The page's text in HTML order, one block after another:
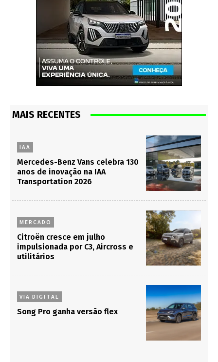
MAIS RECENTES
IAA
Mercedes-Benz Vans celebra 130
anos de inovação na IAA
Transportation 2026
MERCADO
Citroën cresce em julho
impulsionada por C3, Aircross e
utilitários
VIA DIGITAL
Song Pro ganha versão flex